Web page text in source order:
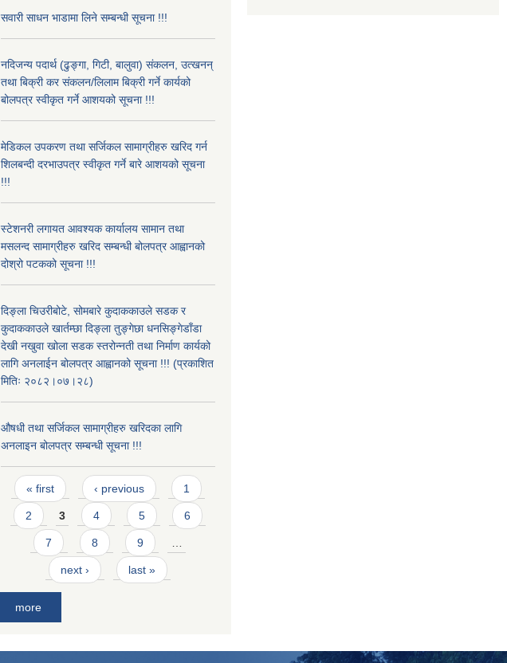
सवारी साधन भाडामा लिने सम्बन्धी सूचना !!!
नदिजन्य पदार्थ (ढुङ्गा, गिटी, बालुवा) संकलन, उत्खनन्
तथा बिक्री कर संकलन/लिलाम बिक्री गर्ने कार्यको
बोलपत्र स्वीकृत गर्ने आशयको सूचना !!!
मेडिकल उपकरण तथा सर्जिकल सामाग्रीहरु खरिद गर्न
शिलबन्दी दरभाउपत्र स्वीकृत गर्ने बारे आशयको सूचना
!!!
स्टेशनरी लगायत आवश्यक कार्यालय सामान तथा
मसलन्द सामाग्रीहरु खरिद सम्बन्धी बोलपत्र आह्वानको
दोश्रो पटकको सूचना !!!
दिङ्ला चिउरीबोटे, सोमबारे कुदाककाउले सडक र
कुदाककाउले खार्तम्छा दिङ्ला तुङ्गेछा धनसिङ्गेडाँडा
देखी नखुवा खोला सडक स्तरोन्नती तथा निर्माण कार्यको
लागि अनलाईन बोलपत्र आह्वानको सूचना !!! (प्रकाशित
मितिः २०८२।०७।२८)
औषधी तथा सर्जिकल सामाग्रीहरु खरिदका लागि
अनलाइन बोलपत्र सम्बन्धी सूचना !!!
Pages
« first ‹ previous 1
2 3 4 5 6
7 8 9 …
next › last »
more